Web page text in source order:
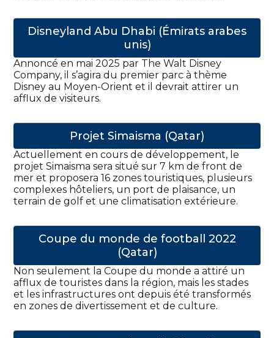
Disneyland Abu Dhabi (Émirats arabes
unis)
Annoncé en mai 2025 par The Walt Disney
Company, il s’agira du premier parc à thème
Disney au Moyen-Orient et il devrait attirer un
afflux de visiteurs.
Projet Simaisma (Qatar)
Actuellement en cours de développement, le
projet Simaisma sera situé sur 7 km de front de
mer et proposera 16 zones touristiques, plusieurs
complexes hôteliers, un port de plaisance, un
terrain de golf et une climatisation extérieure.
Coupe du monde de football 2022
(Qatar)
Non seulement la Coupe du monde a attiré un
afflux de touristes dans la région, mais les stades
et les infrastructures ont depuis été transformés
en zones de divertissement et de culture.